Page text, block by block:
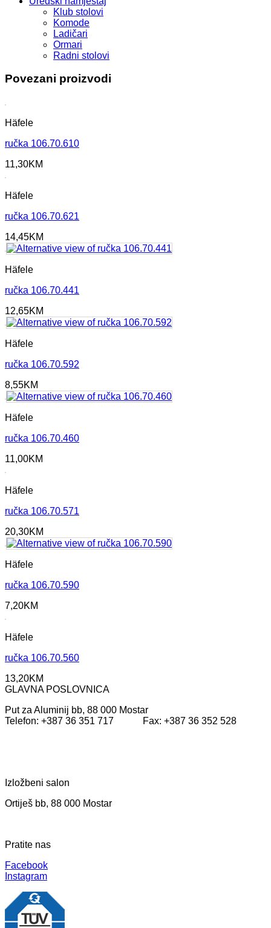
Klub stolovi
Komode
Ladičari
Ormari
Radni stolovi
Povezani proizvodi
Häfele
ručka 106.70.610
11,30KM
Häfele
ručka 106.70.621
14,45KM
Häfele
ručka 106.70.441
12,65KM
Häfele
ručka 106.70.592
8,55KM
Häfele
ručka 106.70.460
11,00KM
Häfele
ručka 106.70.571
20,30KM
Häfele
ručka 106.70.590
7,20KM
Häfele
ručka 106.70.560
13,20KM
GLAVNA POSLOVNICA
Put za Aluminij bb, 88 000 Mostar
Telefon: +387 36 351 717 Fax: +387 36 352 528
Izložbeni salon
Ortiješ bb, 88 000 Mostar
Pratite nas
Facebook
Instagram